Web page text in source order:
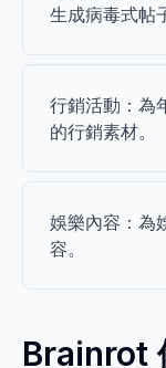
生成病毒式帖
行銷活動：為
的行銷素材。
娛樂內容：為
容。
Brainrot